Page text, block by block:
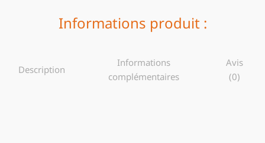
Informations produit :
Description
Informations
complémentaires
Avis
(0)